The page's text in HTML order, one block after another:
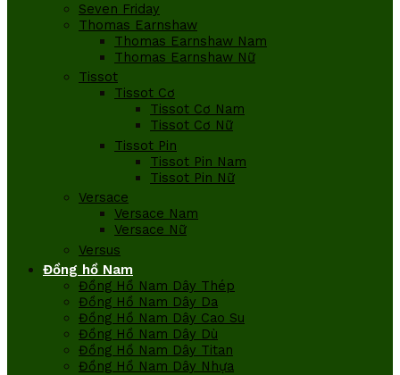
Seven Friday
Thomas Earnshaw
Thomas Earnshaw Nam
Thomas Earnshaw Nữ
Tissot
Tissot Cơ
Tissot Cơ Nam
Tissot Cơ Nữ
Tissot Pin
Tissot Pin Nam
Tissot Pin Nữ
Versace
Versace Nam
Versace Nữ
Versus
Đồng hồ Nam
Đồng Hồ Nam Dây Thép
Đồng Hồ Nam Dây Da
Đồng Hồ Nam Dây Cao Su
Đồng Hồ Nam Dây Dù
Đồng Hồ Nam Dây Titan
Đồng Hồ Nam Dây Nhựa